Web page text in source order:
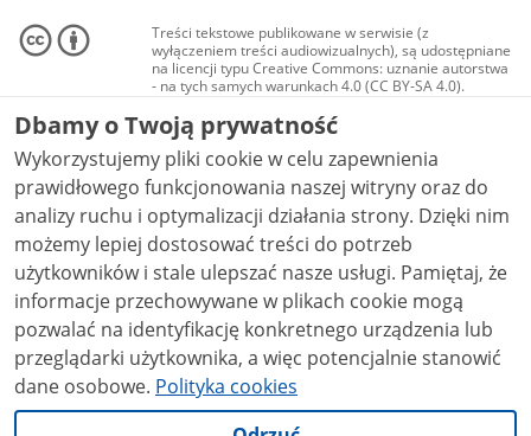
Treści tekstowe publikowane w serwisie (z
wyłączeniem treści audiowizualnych), są udostępniane
na licencji typu Creative Commons: uznanie autorstwa
- na tych samych warunkach 4.0 (CC BY-SA 4.0).
Materiały audiowizualne, w tym zdjęcia, materiały
audio i wideo, są udostępniane na licencji typu
Creative Commons: uznanie autorstwa użycie
niekomercyjne - bez utworów zależnych 4.0 (CC BY-
NC-ND 4.0), o ile nie jest to stwierdzone inaczej.
Dbamy o Twoją prywatność
Wykorzystujemy pliki cookie w celu zapewnienia
prawidłowego funkcjonowania naszej witryny oraz do
analizy ruchu i optymalizacji działania strony. Dzięki nim
możemy lepiej dostosować treści do potrzeb
użytkowników i stale ulepszać nasze usługi. Pamiętaj, że
informacje przechowywane w plikach cookie mogą
pozwalać na identyfikację konkretnego urządzenia lub
przeglądarki użytkownika, a więc potencjalnie stanowić
dane osobowe. Polityka cookies